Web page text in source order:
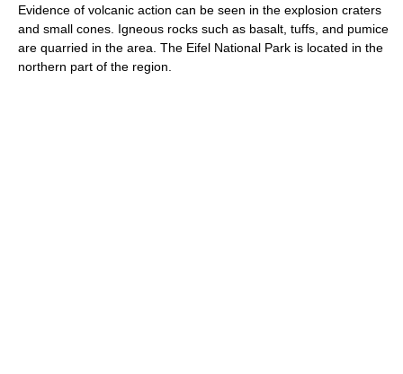
Evidence of volcanic action can be seen in the explosion craters
and small cones. Igneous rocks such as basalt, tuffs, and pumice
are quarried in the area. The Eifel National Park is located in the
northern part of the region.